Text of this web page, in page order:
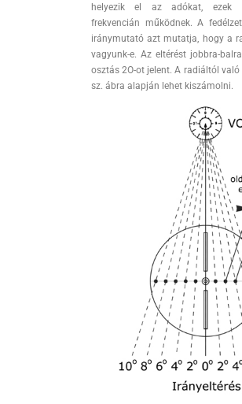
helyezik el az adókat, ezek
frekvencián működnek. A
iránymutató azt mutatja, hogy a
vagyunk-e. Az eltérést jobbra-
osztás 2O-ot jelent. A radiáltól
sz. ábra alapján lehet kiszámolni.